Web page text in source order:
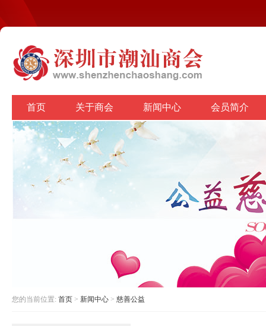
首页 关于商会 新闻中心 会员简介
您的当前位置: 首页 > 新闻中心 > 慈善公益